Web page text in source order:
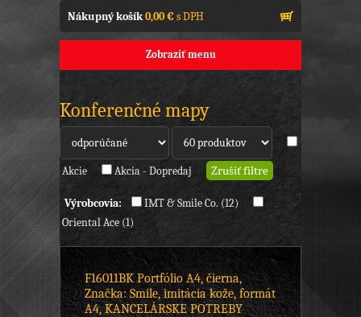
Nákupný košík0,00 €s DPH
Zobraziť menu
Konferenčné mapy
Akcie Akcia - Dopredaj
Výrobcovia:
IMT & Smile Co. (12)
Oriental Ace (1)
F16011BK Portfólio A4, čierna,
Značka: Smile, imitácia kože, formát
A4, KANCELÁRSKE POTREBY